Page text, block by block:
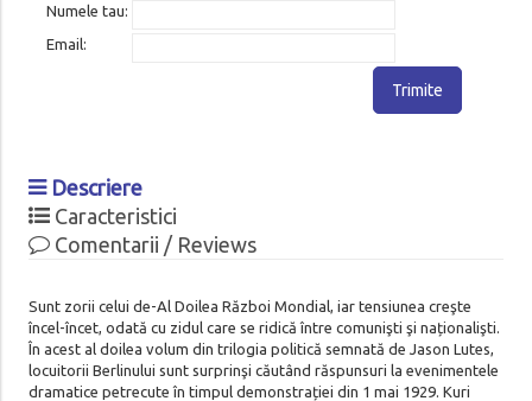
Numele tau:
Email:
Trimite
Descriere
Caracteristici
Comentarii / Reviews
Sunt zorii celui de-Al Doilea Război Mondial, iar tensiunea creşte
încel-încet, odată cu zidul care se ridică între comunişti şi naționalişti.
În acest al doilea volum din trilogia politică semnată de Jason Lutes,
locuitorii Berlinului sunt surprinşi căutând răspunsuri la evenimentele
dramatice petrecute în timpul demonstrației din 1 mai 1929. Kuri